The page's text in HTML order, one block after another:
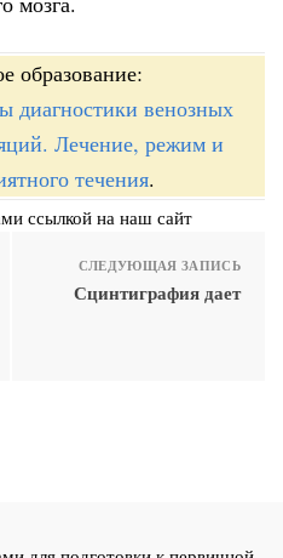
образование:
диагностики венозных
Лечение, режим и
течения.
ссылкой на наш сайт
СЛЕДУЮЩАЯ ЗАПИСЬ
Сцинтиграфия дает